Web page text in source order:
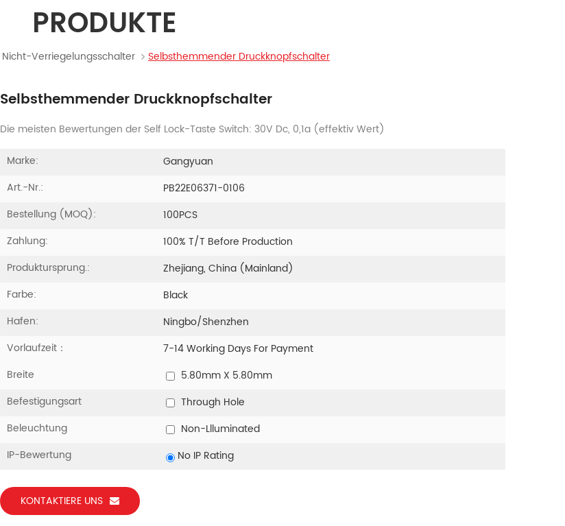
PRODUKTE
Nicht-Verriegelungsschalter Selbsthemmender Druckknopfschalter
Selbsthemmender Druckknopfschalter
Die meisten Bewertungen der Self Lock-Taste Switch: 30V Dc, 0,1a (effektiv Wert)
Marke:
Gangyuan
Art.-Nr.:
PB22E06371-0106
Bestellung (MOQ):
100PCS
Zahlung:
100% T/T Before Production
Produktursprung.:
Zhejiang, China (Mainland)
Farbe:
Black
Hafen:
Ningbo/Shenzhen
Vorlaufzeit：
7-14 Working Days For Payment
Breite
5.80mm X 5.80mm
Befestigungsart
Through Hole
Beleuchtung
Non-Llluminated
IP-Bewertung
No IP Rating
KONTAKTIERE UNS